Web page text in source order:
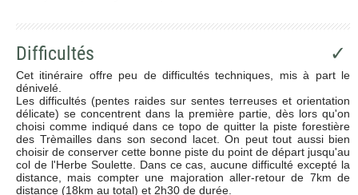
Difficultés ✓
Cet itinéraire offre peu de difficultés techniques, mis à part le
dénivelé.
Les difficultés (pentes raides sur sentes terreuses et orientation
délicate) se concentrent dans la première partie, dès lors qu'on
choisi comme indiqué dans ce topo de quitter la piste forestière
des Trèmailles dans son second lacet. On peut tout aussi bien
choisir de conserver cette bonne piste du point de départ jusqu'au
col de l'Herbe Soulette. Dans ce cas, aucune difficulté excepté la
distance, mais compter une majoration aller-retour de 7km de
distance (18km au total) et 2h30 de durée.